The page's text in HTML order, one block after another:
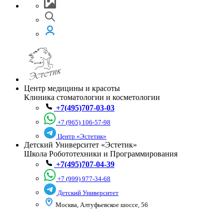
Центр медицины и красоты
Клиника стоматологии и косметологии
+7(495)707-03-03
+7 (965) 106-57-98
Центр «Эстетик»
Детский Университет «Эстетик»
Школа Робототехники и Программирования
+7(495)707-04-39
+7 (999) 977-34-68
Детский Университет
Москва, Алтуфьевское шоссе, 56